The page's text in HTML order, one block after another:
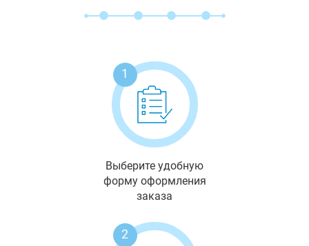
1
Выберите удобную
форму оформления
заказа
2